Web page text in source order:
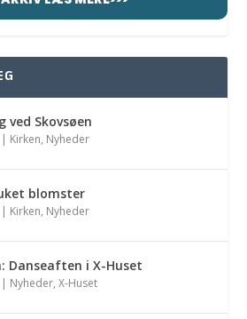
ved Skovsøen
| Kirken, Nyheder
blomster
| Kirken, Nyheder
Danseaften i X-Huset
| Nyheder,X-Huset